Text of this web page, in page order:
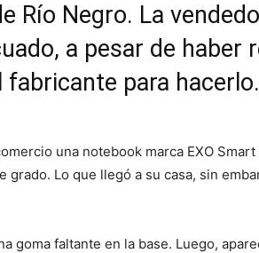
Río Negro. La
a pesar de haber
para hacerlo.
una notebook marca EXO
grado. Lo que llegó a su casa, sin
goma faltante en la base. Luego,